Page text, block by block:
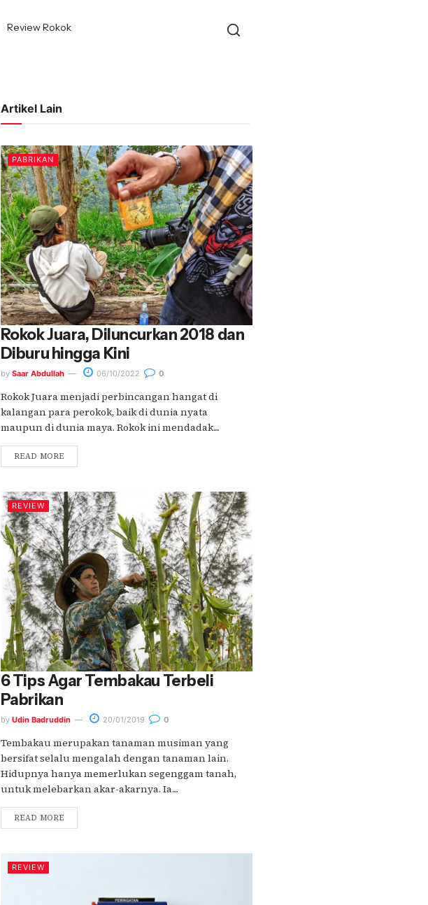
Review Rokok
Artikel Lain
PABRIKAN
Rokok Juara, Diluncurkan 2018 dan
Diburu hingga Kini
by Saar Abdullah 06/10/2022 0
Rokok Juara menjadi perbincangan hangat di
kalangan para perokok, baik di dunia nyata
maupun di dunia maya. Rokok ini mendadak....
READ MORE
REVIEW
6 Tips Agar Tembakau Terbeli
Pabrikan
by Udin Badruddin 20/01/2019 0
Tembakau merupakan tanaman musiman yang
bersifat selalu mengalah dengan tanaman lain.
Hidupnya hanya memerlukan segenggam tanah,
untuk melebarkan akar-akarnya. Ia....
READ MORE
REVIEW